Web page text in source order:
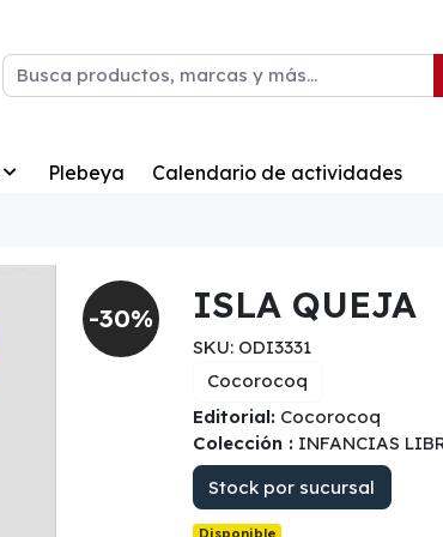
Plebeya Calendario de actividades
-30% ISLA QUEJA
SKU: ODI3331
Cocorocoq
Editorial: Cocorocoq
Colección : INFANCIAS
Stock por sucursal
Disponible